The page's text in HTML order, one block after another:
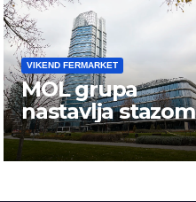
VIKEND FERMARKET
MOL grupa
nastavlja stazom
uspeha